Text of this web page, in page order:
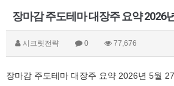
장마감 주도테마 대장주 요약 2026
시크릿전략 0 77,676
장마감 주도테마 대장주 요약 2026년 5월